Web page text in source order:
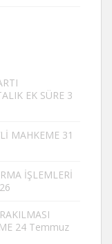
EK SÜRE 3
MAHKEME 31
İŞLEMLERİ
24 Temmuz